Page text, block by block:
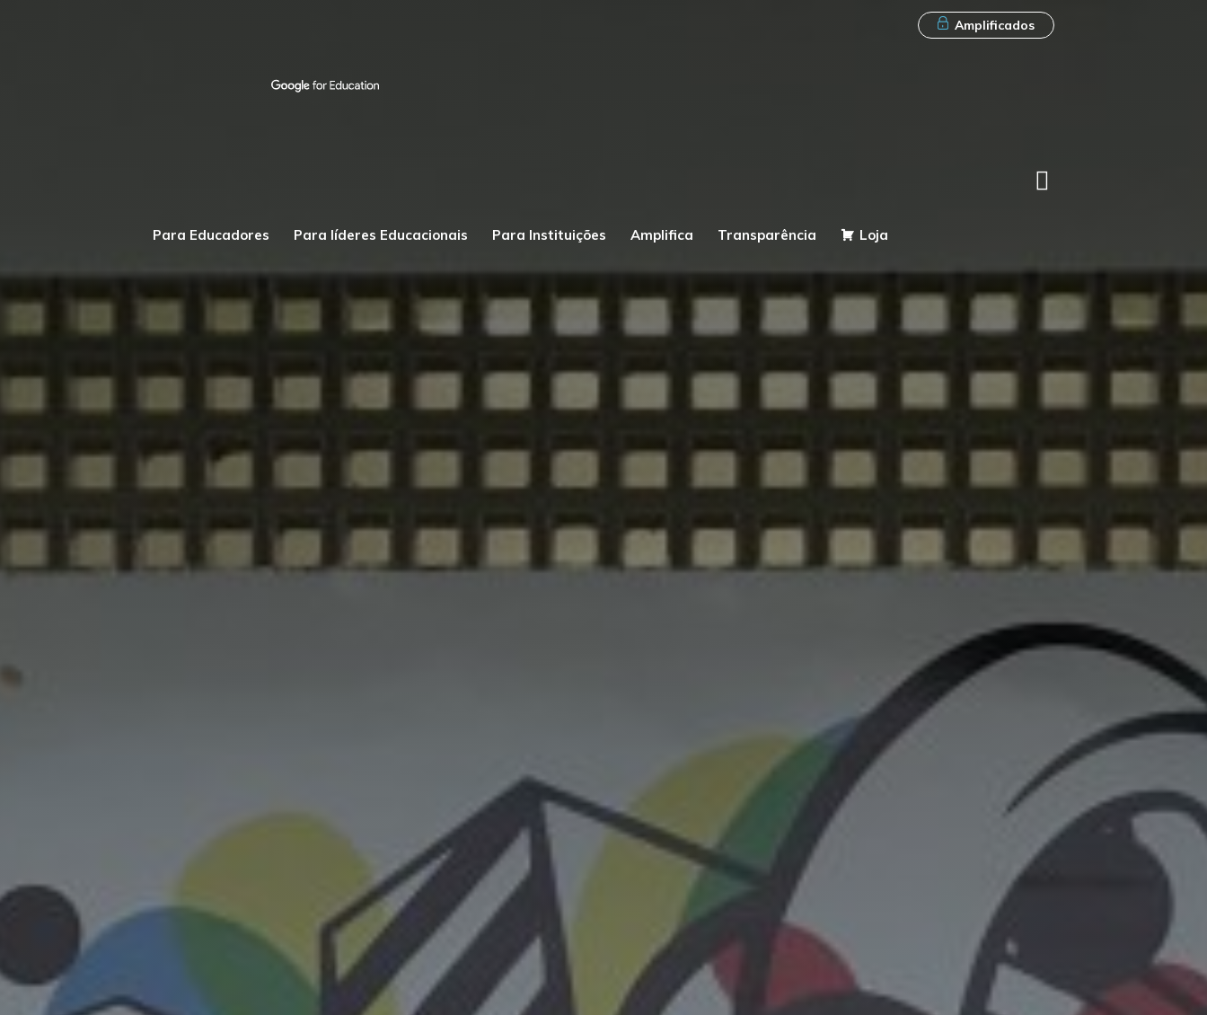
Amplificados
Para Educadores Para líderes Educacionais Para Instituições Amplifica Transparência Loja